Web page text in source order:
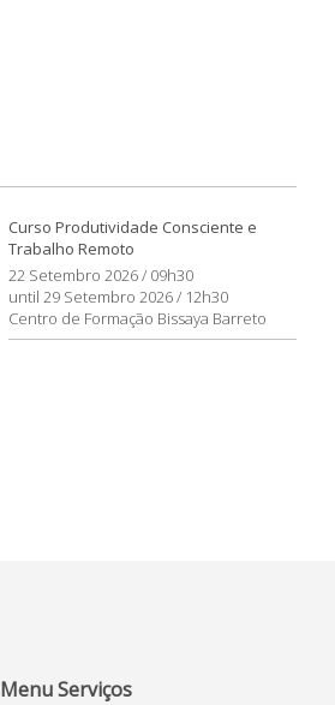
Curso Produtividade Consciente e
Trabalho Remoto
22 Setembro 2026 / 09h30
until 29 Setembro 2026 / 12h30
Centro de Formação Bissaya Barreto
Menu Serviços